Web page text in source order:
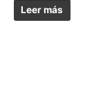
Leer más